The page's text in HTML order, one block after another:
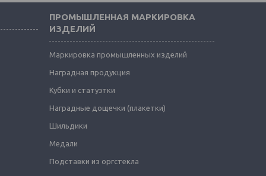
ПРОМЫШЛЕННАЯ МАРКИРОВКА
ИЗДЕЛИЙ
Маркировка промышленных изделий
Наградная продукция
Кубки и статуэтки
Наградные дощечки (плакетки)
Шильдики
Медали
Подставки из оргстекла